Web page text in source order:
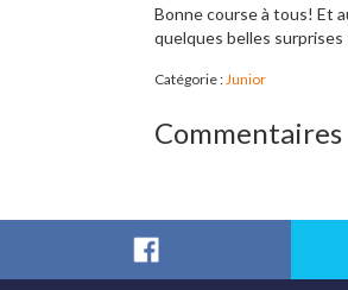
Bonne course à tous! Et
quelques belles surprises
Catégorie :Junior
Commentaires